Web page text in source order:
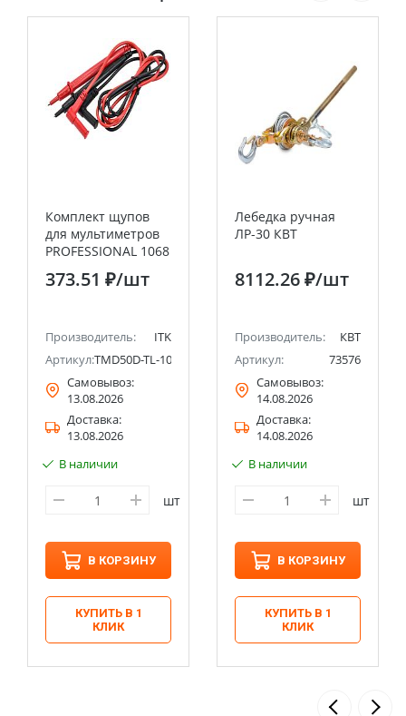
Комплект щупов
для мультиметров
PROFESSIONAL 1068
373.51 ₽/шт
Производитель:
ITK
Артикул:TMD50D-TL-100-18
Самовывоз:
13.08.2026
Доставка:
13.08.2026
В наличии
шт
В КОРЗИНУ
КУПИТЬ В 1
КЛИК
Лебедка ручная
ЛР-30 КВТ
8112.26 ₽/шт
Производитель:
КВТ
Артикул:
73576
Самовывоз:
14.08.2026
Доставка:
14.08.2026
В наличии
шт
В КОРЗИНУ
КУПИТЬ В 1
КЛИК